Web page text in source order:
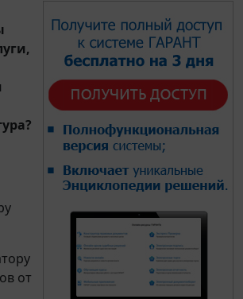
от